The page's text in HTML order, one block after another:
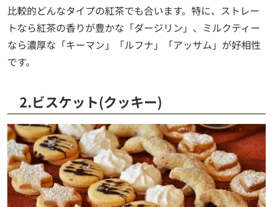
比較的どんなタイプの紅茶でも合います。特に、ストレー
トなら紅茶の香りが豊かな「ダージリン」、ミルクティー
なら濃厚な「キーマン」「ルフナ」「アッサム」が好相性
です。
2.ビスケット(クッキー)